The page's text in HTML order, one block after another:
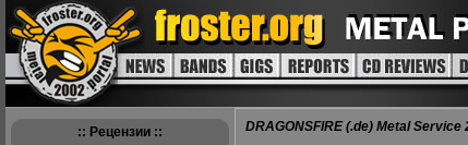
:: Рецензии ::
DRAGONSFIRE (.de) Metal Service